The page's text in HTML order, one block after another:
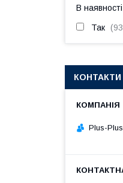
В наявності
Так 93
КОНТАКТИ
Plus-Plus